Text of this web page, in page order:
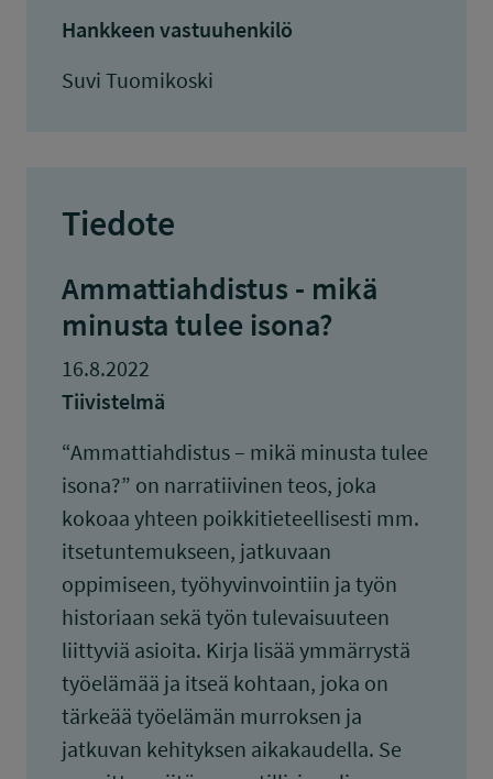
Hankkeen vastuuhenkilö
Suvi Tuomikoski
Tiedote
Ammattiahdistus - mikä
minusta tulee isona?
16.8.2022
Tiivistelmä
“Ammattiahdistus – mikä minusta tulee
isona?” on narratiivinen teos, joka
kokoaa yhteen poikkitieteellisesti mm.
itsetuntemukseen, jatkuvaan
oppimiseen, työhyvinvointiin ja työn
historiaan sekä työn tulevaisuuteen
liittyviä asioita. Kirja lisää ymmärrystä
työelämää ja itseä kohtaan, joka on
tärkeää työelämän murroksen ja
jatkuvan kehityksen aikakaudella. Se